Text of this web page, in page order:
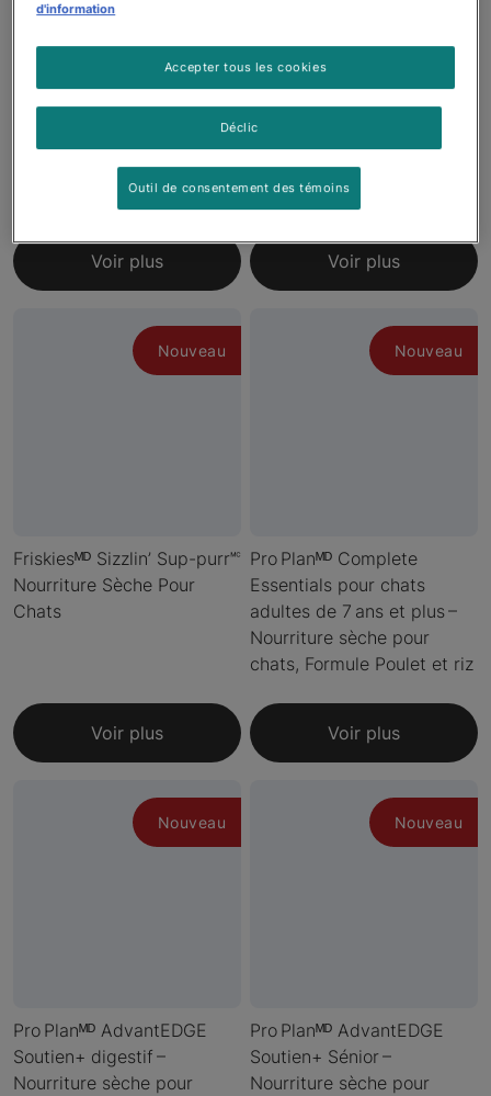
Purinaᴹᴰ ONEᴹᴰ LiveClearᴹᴰ
Formule réduisant les
allergènes avec du vrai
ingrédient Nourriture pour
Chats Adultes
Voir plus
Pro Planᴹᴰ
LiveClearᴹᴰ Peaux et
estomacs sensibles –
Nourriture sèche pour
chats adultes
Voir plus
Nouveau
Friskiesᴹᴰ Sizzlin’ Sup-purr🅪
Nourriture Sèche Pour
Chats
Voir plus
Nouveau
Pro Planᴹᴰ Complete
Essentials pour chats
adultes de 7 ans et plus –
Nourriture sèche pour
chats, Formule Poulet et riz
Voir plus
Nouveau
Pro Planᴹᴰ AdvantEDGE
Soutien+ digestif –
Nourriture sèche pour
Nouveau
Pro Planᴹᴰ AdvantEDGE
Soutien+ Sénior –
Nourriture sèche pour
d'information
Déclic
Accepter tous les cookies
Outil de consentement des témoins